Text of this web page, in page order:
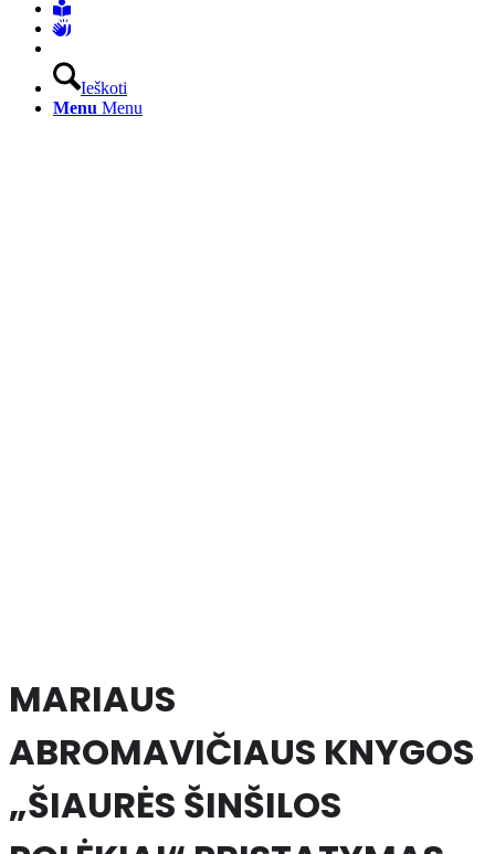
Ieškoti
Menu Menu
MARIAUS
ABROMAVIČIAUS KNYGOS
„ŠIAURĖS ŠINŠILOS